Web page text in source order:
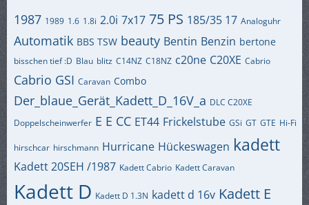
1987 1989 1.6 1.8i 2.0i 7x17 75 PS 185/35 17 Analoguhr
Automatik BBS TSW beauty Bentin Benzin bertone
bisschen tief :D Blau blitz C14NZ C18NZ c20ne C20XE Cabrio
Cabrio GSI Caravan Combo
Der_blaue_Gerät_Kadett_D_16V_a DLC C20XE
Doppelscheinwerfer E E CC ET44 Frickelstube GSi GT GTE Hi-Fi
hirschcar hirschmann Hurricane Hückeswagen kadett
Kadett 20SEH /1987 Kadett Cabrio Kadett Caravan
Kadett D Kadett D 1.3N kadett d 16v Kadett E